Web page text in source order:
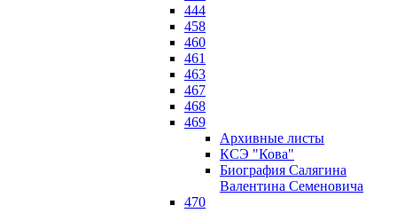
444
458
460
461
463
467
468
469
Архивные листы
КСЭ "Кова"
Биография Салягина
Валентина Семеновича
470